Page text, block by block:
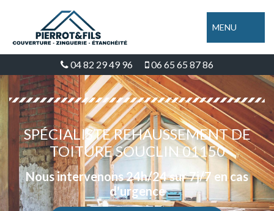
MENU
04 82 29 49 96 06 65 65 87 86
SPÉCIALISTE REHAUSSEMENT DE
TOITURE SOUCLIN 01150
Nous intervenons 24h/24 sur 7j/7 en cas
d'urgence